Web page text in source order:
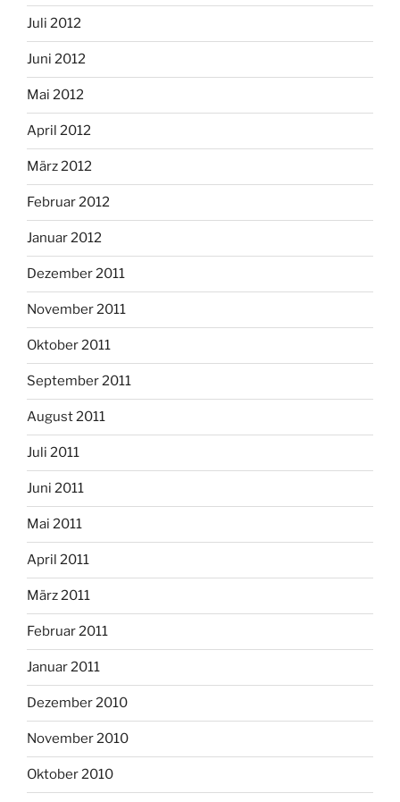
Juli 2012
Juni 2012
Mai 2012
April 2012
März 2012
Februar 2012
Januar 2012
Dezember 2011
November 2011
Oktober 2011
September 2011
August 2011
Juli 2011
Juni 2011
Mai 2011
April 2011
März 2011
Februar 2011
Januar 2011
Dezember 2010
November 2010
Oktober 2010